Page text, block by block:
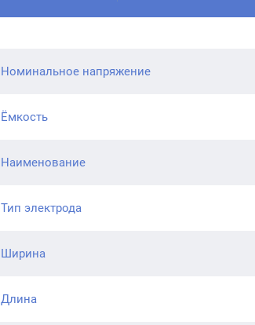
Номинальное напряжение
Ёмкость
Наименование
Тип электрода
Ширина
Длина